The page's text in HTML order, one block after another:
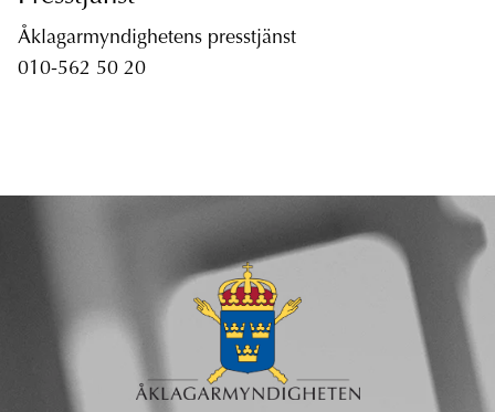
Åklagarmyndighetens presstjänst
010-562 50 20